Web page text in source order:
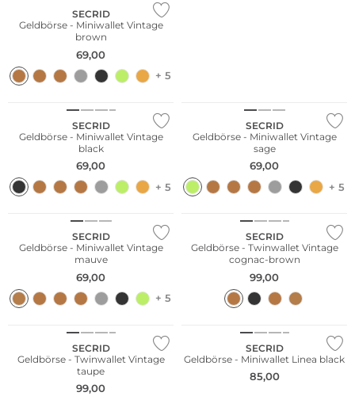
SECRID
Geldbörse - Miniwallet Vintage
brown
69,00
+ 5
Nachhaltig
SECRID
Geldbörse - Miniwallet Vintage
black
69,00
+ 5
SECRID
Geldbörse - Miniwallet Vintage
sage
69,00
+ 5
SECRID
Geldbörse - Miniwallet Vintage
mauve
69,00
+ 5
SECRID
Geldbörse - Twinwallet Vintage
cognac-brown
99,00
Nachhaltig
SECRID
Geldbörse - Twinwallet Vintage
taupe
99,00
Nachhaltig
SECRID
Geldbörse - Miniwallet Linea black
85,00